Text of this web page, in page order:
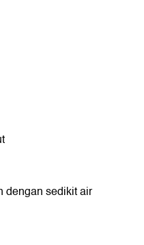
dengan sedikit air